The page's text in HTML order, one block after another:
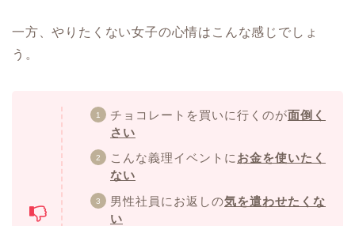
一方、やりたくない女子の心情はこんな感じでしょ
う。
チョコレートを買いに行くのが面倒く
さい
こんな義理イベントに お金を使いたく
ない
男性社員にお返しの気を遣わせたくな
い